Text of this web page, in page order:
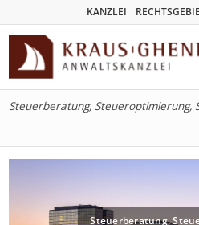
KANZLEI
Steuerberatung, Steueroptimierung,
Steuerberatung,